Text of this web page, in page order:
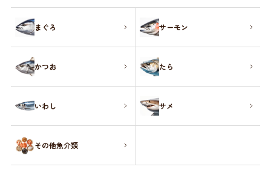
トリマーグッズ シニアサポート
まぐろ サーモン
かつお たら
いわし サメ
その他魚介類